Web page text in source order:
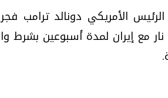
مع إيران لمدة أسبوعين بشرط